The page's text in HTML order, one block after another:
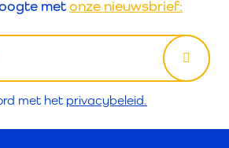
metonze nieuwsbrief:
met het privacybeleid.